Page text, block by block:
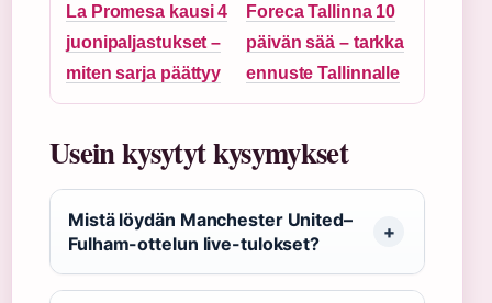
La Promesa kausi 4
juonipaljastukset –
miten sarja päättyy
Foreca Tallinna 10
päivän sää – tarkka
ennuste Tallinnalle
Usein kysytyt kysymykset
Mistä löydän Manchester United–
Fulham-ottelun live-tulokset?